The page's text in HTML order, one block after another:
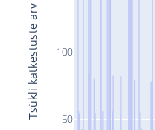
50
100
Tsükli katkestuste arv